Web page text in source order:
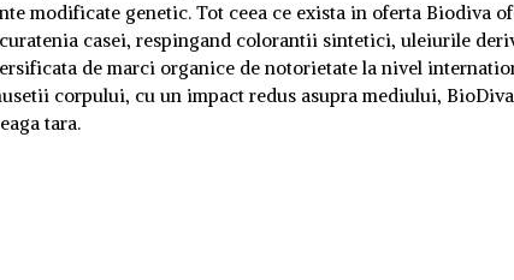
modificate genetic. Tot ceea ce exista in oferta Biodiva
casei, respingand colorantii sintetici, uleiurile
de marci organice de notorietate la nivel
corpului, cu un impact redus asupra mediului, BioDiva
tara.